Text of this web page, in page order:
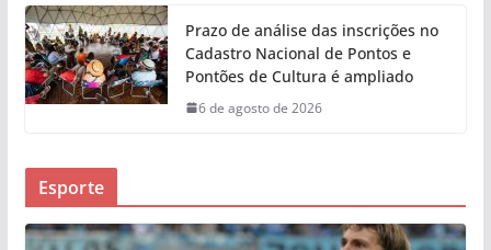
Prazo de análise das inscrições no
Cadastro Nacional de Pontos e
Pontões de Cultura é ampliado
6 de agosto de 2026
Esporte